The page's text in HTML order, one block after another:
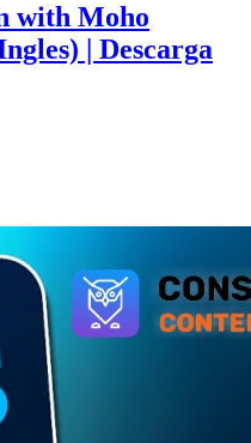
with Moho
| Descarga